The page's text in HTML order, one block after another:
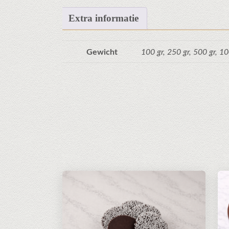
Extra informatie
Gewicht 100 gr, 250 gr, 500 gr,
Dit